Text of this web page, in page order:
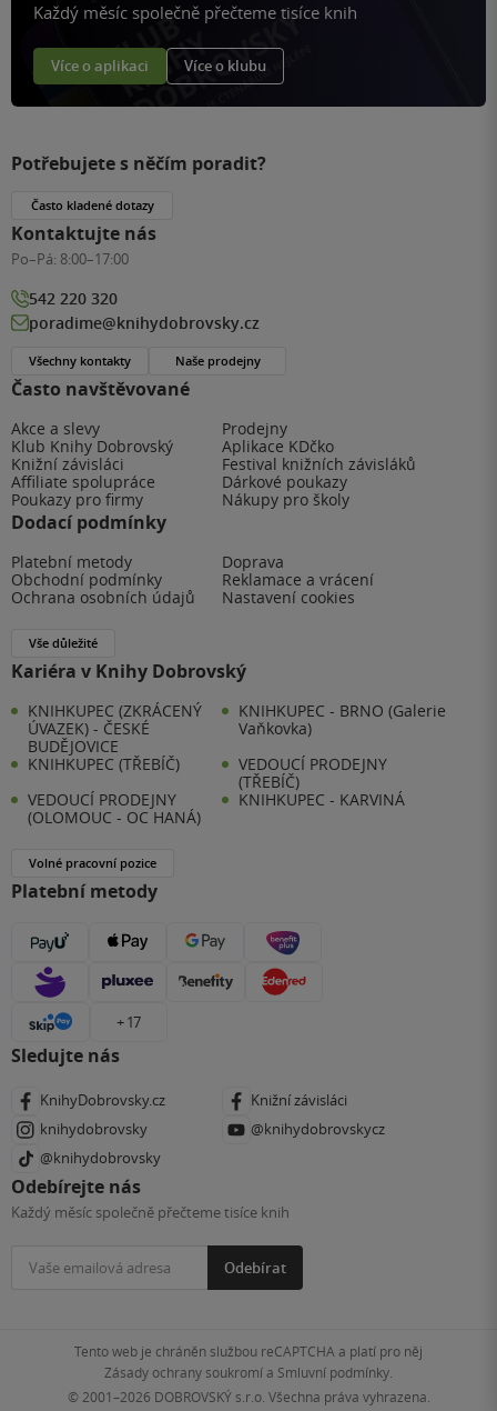
Každý měsíc společně přečteme tisíce knih
Více o aplikaci Více o klubu
Často navštěvované
Akce a slevy
Prodejny
Klub Knihy Dobrovský
Aplikace KDčko
Knižní závisláci
Festival knižních závisláků
Affiliate spolupráce
Dárkové poukazy
Poukazy pro firmy
Nákupy pro školy
Dodací podmínky
Platební metody
Doprava
Obchodní podmínky
Reklamace a vrácení
Ochrana osobních údajů
Nastavení cookies
Vše důležité
Kariéra v Knihy Dobrovský
KNIHKUPEC (ZKRÁCENÝ
ÚVAZEK) - ČESKÉ
BUDĚJOVICE
KNIHKUPEC - BRNO (Galerie
Vaňkovka)
KNIHKUPEC (TŘEBÍČ)
VEDOUCÍ PRODEJNY
(TŘEBÍČ)
VEDOUCÍ PRODEJNY
(OLOMOUC - OC HANÁ)
KNIHKUPEC - KARVINÁ
Volné pracovní pozice
Platební metody
+ 17
Sledujte nás
KnihyDobrovsky.cz
Knižní závisláci
knihydobrovsky
@knihydobrovskycz
@knihydobrovsky
Odebírejte nás
Každý měsíc společně přečteme tisíce knih
Odebírat
Potřebujete s něčím poradit?
Často kladené dotazy
Kontaktujte nás
Po–Pá: 8:00–17:00
542 220 320
poradime@knihydobrovsky.cz
Všechny kontakty Naše prodejny
Tento web je chráněn službou reCAPTCHA a platí pro něj
Zásady ochrany soukromía Smluvní podmínky
© 2001–2026 DOBROVSKÝ s.r.o. Všechna práva vyhrazena.